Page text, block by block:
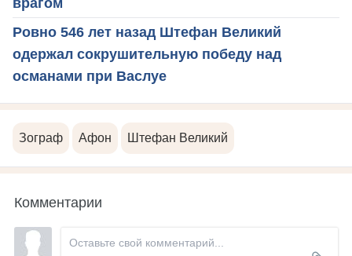
Ровно 546 лет назад Штефан Великий
одержал сокрушительную победу над
османами при Васлуе
Зограф Афон Штефан Великий
Комментарии